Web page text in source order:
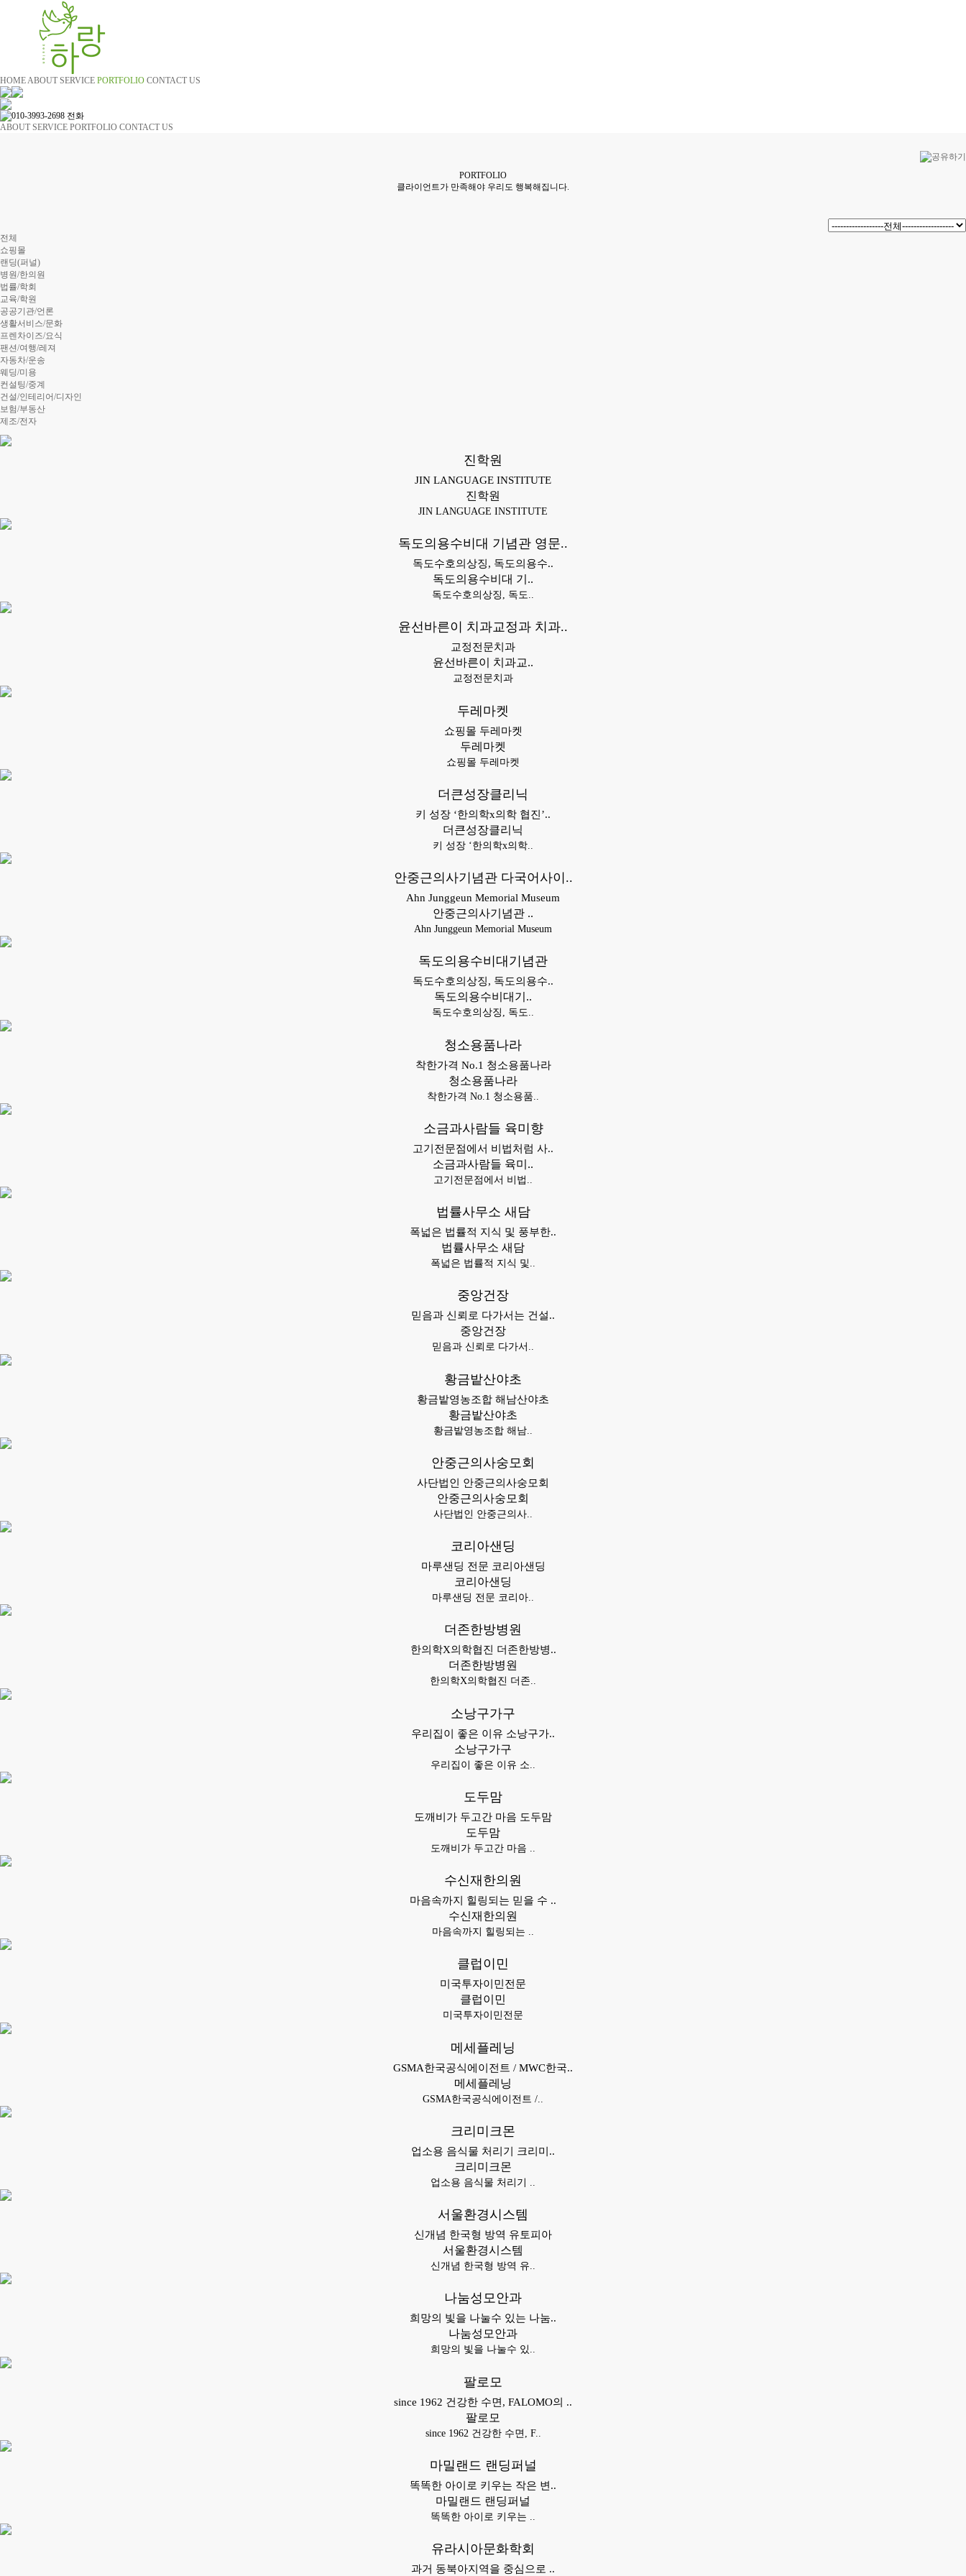
HOMEABOUT SERVICE PORTFOLIO CONTACT US
ABOUT SERVICE PORTFOLIO CONTACT US
PORTFOLIO
클라이언트가 만족해야 우리도 행복해집니다.
전체
쇼핑몰
랜딩(퍼널)
병원/한의원
법률/학회
교육/학원
공공기관/언론
생활서비스/문화
프렌차이즈/요식
팬션/여행/레져
자동차/운송
웨딩/미용
컨설팅/중계
건설/인테리어/디자인
보험/부동산
제조/전자
진학원
JIN LANGUAGE INSTITUTE
진학원
JIN LANGUAGE INSTITUTE
독도의용수비대 기념관 영문..
독도수호의상징, 독도의용수..
독도의용수비대 기..
독도수호의상징, 독도..
윤선바른이 치과교정과 치과..
교정전문치과
윤선바른이 치과교..
교정전문치과
두레마켓
쇼핑몰 두레마켓
두레마켓
쇼핑몰 두레마켓
더큰성장클리닉
키 성장 ‘한의학x의학 협진’..
더큰성장클리닉
키 성장 ‘한의학x의학..
안중근의사기념관 다국어사이..
Ahn Junggeun Memorial Museum
안중근의사기념관 ..
Ahn Junggeun Memorial Museum
독도의용수비대기념관
독도수호의상징, 독도의용수..
독도의용수비대기..
독도수호의상징, 독도..
청소용품나라
착한가격 No.1 청소용품나라
청소용품나라
착한가격 No.1 청소용품..
소금과사람들 육미향
고기전문점에서 비법처럼 사..
소금과사람들 육미..
고기전문점에서 비법..
법률사무소 새담
폭넓은 법률적 지식 및 풍부한..
법률사무소 새담
폭넓은 법률적 지식 및..
중앙건장
믿음과 신뢰로 다가서는 건설..
중앙건장
믿음과 신뢰로 다가서..
황금밭산야초
황금밭영농조합 해남산야초
황금밭산야초
황금밭영농조합 해남..
안중근의사숭모회
사단법인 안중근의사숭모회
안중근의사숭모회
사단법인 안중근의사..
코리아샌딩
마루샌딩 전문 코리아샌딩
코리아샌딩
마루샌딩 전문 코리아..
더존한방병원
한의학X의학협진 더존한방병..
더존한방병원
한의학X의학협진 더존..
소낭구가구
우리집이 좋은 이유 소낭구가..
소낭구가구
우리집이 좋은 이유 소..
도두맘
도깨비가 두고간 마음 도두맘
도두맘
도깨비가 두고간 마음 ..
수신재한의원
마음속까지 힐링되는 믿을 수 ..
수신재한의원
마음속까지 힐링되는 ..
클럽이민
미국투자이민전문
클럽이민
미국투자이민전문
메세플레닝
GSMA한국공식에이전트 / MWC한국..
메세플레닝
GSMA한국공식에이전트 /..
크리미크몬
업소용 음식물 처리기 크리미..
크리미크몬
업소용 음식물 처리기 ..
서울환경시스템
신개념 한국형 방역 유토피아
서울환경시스템
신개념 한국형 방역 유..
나눔성모안과
희망의 빛을 나눌수 있는 나눔..
나눔성모안과
희망의 빛을 나눌수 있..
팔로모
since 1962 건강한 수면, FALOMO의 ..
팔로모
since 1962 건강한 수면, F..
마밀랜드 랜딩퍼널
똑똑한 아이로 키우는 작은 변..
마밀랜드 랜딩퍼널
똑똑한 아이로 키우는 ..
유라시아문화학회
과거 동북아지역을 중심으로 ..